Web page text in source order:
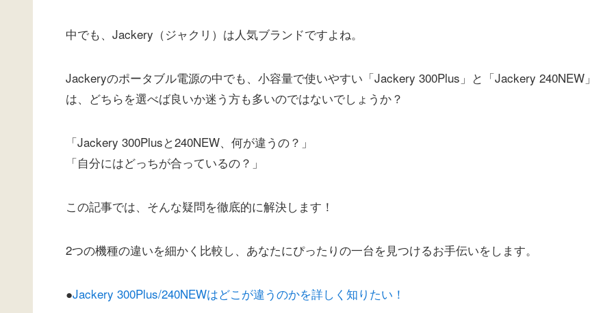
中でも、Jackery（ジャクリ）は人気ブランドですよね。
Jackeryのポータブル電源の中でも、小容量で使いやすい「Jackery 300Plus」と「Jackery 240NEW」
は、どちらを選べば良いか迷う方も多いのではないでしょうか？
「Jackery 300Plusと240NEW、何が違うの？」
「自分にはどっちが合っているの？」
この記事では、そんな疑問を徹底的に解決します！
2つの機種の違いを細かく比較し、あなたにぴったりの一台を見つけるお手伝いをします。
●Jackery 300Plus/240NEWはどこが違うのかを詳しく知りたい！